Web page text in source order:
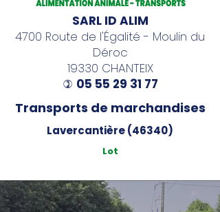
SARL ID ALIM
4700 Route de l'Égalité - Moulin du
Déroc
19330 CHANTEIX
) 05 55 29 31 77
Transports de marchandises
Lavercantière (46340)
Lot